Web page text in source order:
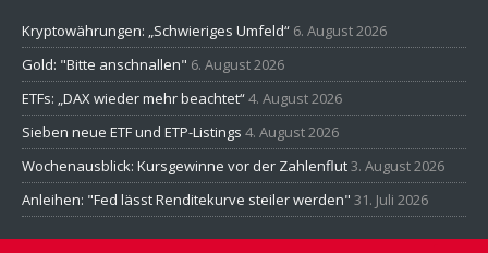
Kryptowährungen: „Schwieriges Umfeld“ 6. August 2026
Gold: "Bitte anschnallen" 6. August 2026
ETFs: „DAX wieder mehr beachtet“4. August 2026
Sieben neue ETF und ETP-Listings 4. August 2026
Wochenausblick: Kursgewinne vor der Zahlenflut3. August 2026
Anleihen: "Fed lässt Renditekurve steiler werden" 31. Juli 2026